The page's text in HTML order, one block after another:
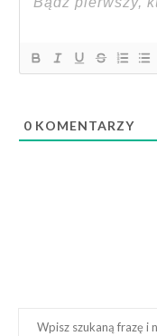
0 KOMENTARZY